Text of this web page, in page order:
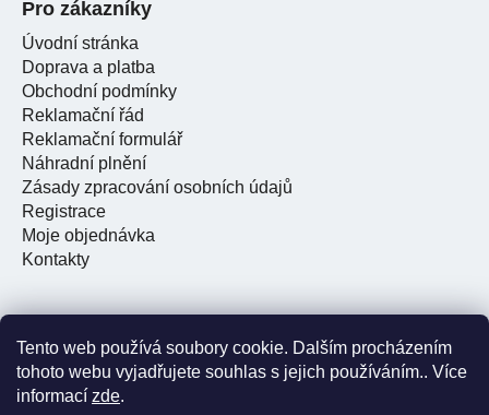
Tento web používá soubory cookie. Dalším procházením
tohoto webu vyjadřujete souhlas s jejich používáním.. Více
informací zde.
Pro zákazníky
Úvodní stránka
Doprava a platba
Obchodní podmínky
Reklamační řád
Reklamační formulář
Náhradní plnění
Zásady zpracování osobních údajů
Registrace
Moje objednávka
Kontakty
Facebook